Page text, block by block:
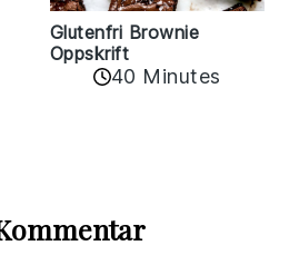
Glutenfri Brownie
Oppskrift
40 Minutes